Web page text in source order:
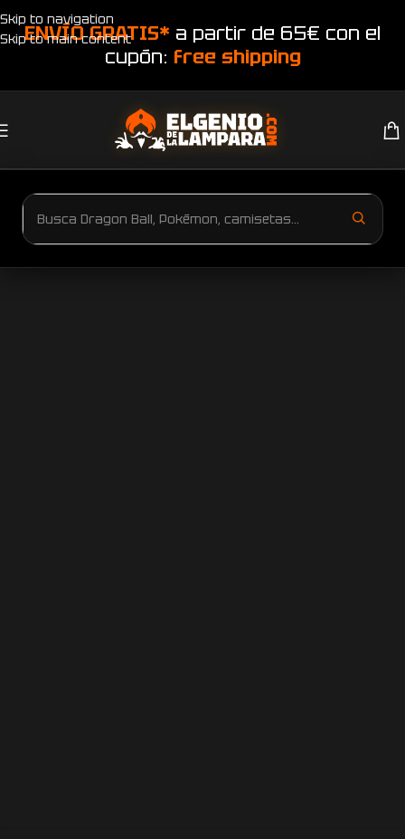
Skip to navigation
Skip to main content
ENVÍO GRATIS* a partir de 65€ con el
cupón: free shipping